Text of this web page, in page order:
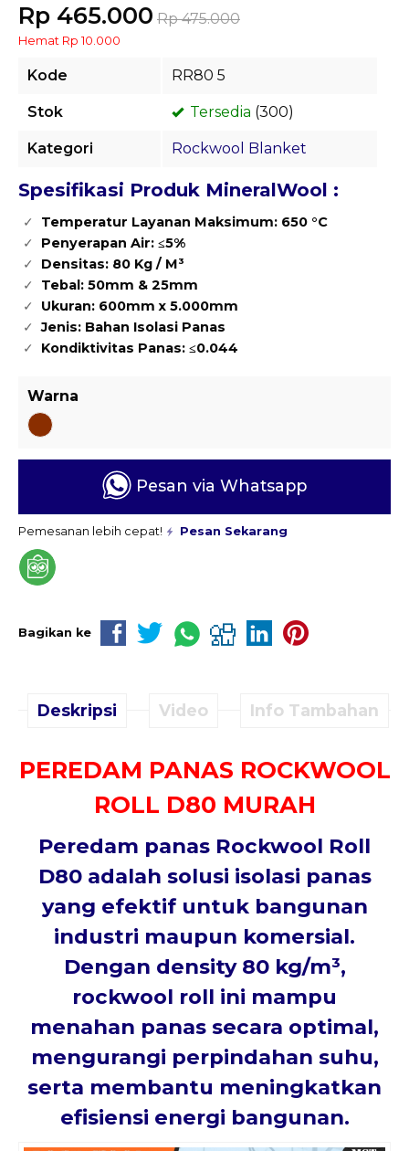
Rp 465.000 Rp 475.000
Hemat Rp 10.000
Kode RR80 5
Stok Tersedia (300)
Kategori Rockwool Blanket
Spesifikasi Produk MineralWool :
Temperatur Layanan Maksimum: 650 °C
Penyerapan Air: ≤5%
Densitas: 80 Kg / M³
Tebal: 50mm & 25mm
Ukuran: 600mm x 5.000mm
Jenis: Bahan Isolasi Panas
Kondiktivitas Panas: ≤0.044
Warna
Pesan via Whatsapp
Pemesanan lebih cepat! Pesan Sekarang
Bagikan ke
Deskripsi Video Info Tambahan
PEREDAM PANAS ROCKWOOL
ROLL D80 MURAH
Peredam panas Rockwool Roll
D80adalah solusi isolasi panas
yang efektif untuk bangunan
industri maupun komersial.
Dengan density 80 kg/m³,
rockwool roll ini mampu
menahan panas secara optimal,
mengurangi perpindahan suhu,
serta membantu meningkatkan
efisiensi energi bangunan.